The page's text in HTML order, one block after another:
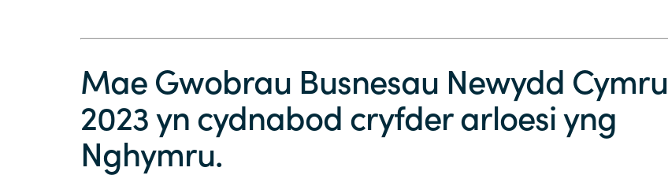
Mae Gwobrau Busnesau Newydd Cymru
2023 yn cydnabod cryfder arloesi yng
Nghymru.